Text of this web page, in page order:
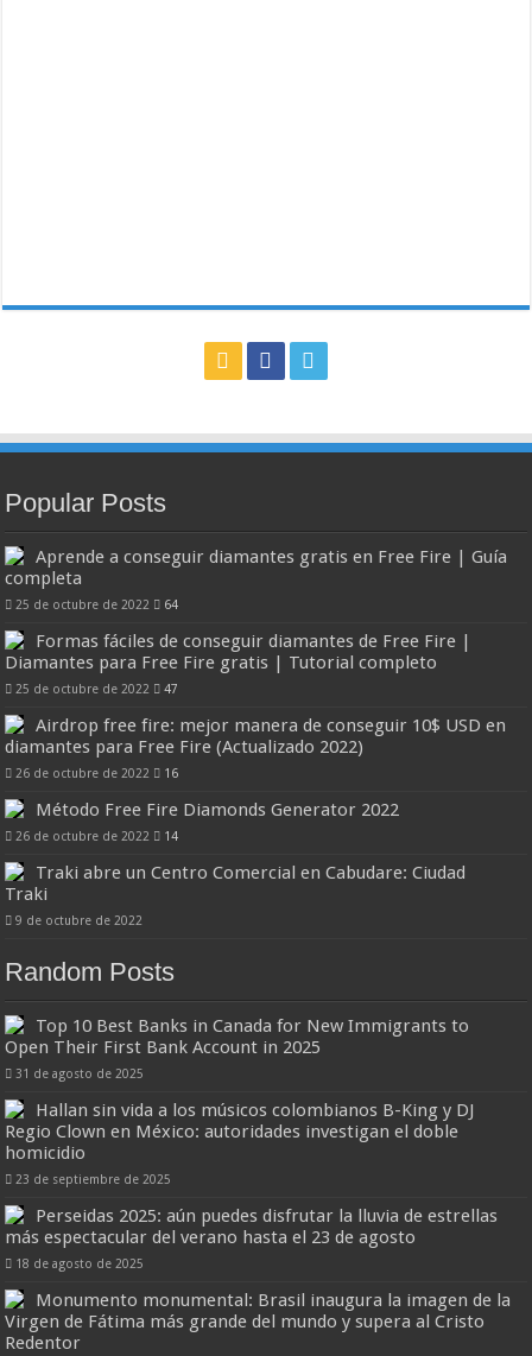
Popular Posts
Aprende a conseguir diamantes gratis en Free Fire | Guía
completa
25 de octubre de 2022 64
Formas fáciles de conseguir diamantes de Free Fire |
Diamantes para Free Fire gratis | Tutorial completo
25 de octubre de 2022 47
Airdrop free fire: mejor manera de conseguir 10$ USD en
diamantes para Free Fire (Actualizado 2022)
26 de octubre de 2022 16
Método Free Fire Diamonds Generator 2022
26 de octubre de 2022 14
Traki abre un Centro Comercial en Cabudare: Ciudad
Traki
9 de octubre de 2022
Random Posts
Top 10 Best Banks in Canada for New Immigrants to
Open Their First Bank Account in 2025
31 de agosto de 2025
Hallan sin vida a los músicos colombianos B-King y DJ
Regio Clown en México: autoridades investigan el doble
homicidio
23 de septiembre de 2025
Perseidas 2025: aún puedes disfrutar la lluvia de estrellas
más espectacular del verano hasta el 23 de agosto
18 de agosto de 2025
Monumento monumental: Brasil inaugura la imagen de la
Virgen de Fátima más grande del mundo y supera al Cristo
Redentor